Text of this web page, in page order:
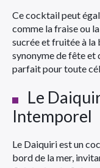
Ce cocktail peut
comme la fraise ou
sucrée et fruitée à
synonyme de fête et
parfait pour toute
Le
Intemporel
Le Daiquiri est un
bord de la mer,